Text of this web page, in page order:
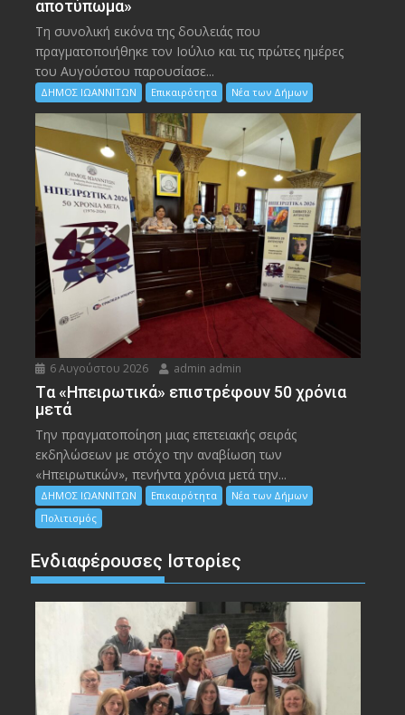
αποτύπωμα»
Τη συνολική εικόνα της δουλειάς που
πραγματοποιήθηκε τον Ιούλιο και τις πρώτες ημέρες
του Αυγούστου παρουσίασε...
ΔΗΜΟΣ ΙΩΑΝΝΙΤΩΝ Επικαιρότητα Νέα των Δήμων
6 Αυγούστου 2026 admin admin
Tα «Ηπειρωτικά» επιστρέφουν 50 χρόνια
μετά
Την πραγματοποίηση μιας επετειακής σειράς
εκδηλώσεων με στόχο την αναβίωση των
«Ηπειρωτικών», πενήντα χρόνια μετά την...
ΔΗΜΟΣ ΙΩΑΝΝΙΤΩΝ Επικαιρότητα
Νέα των Δήμων
Πολιτισμός
Ενδιαφέρουσες Ιστορίες